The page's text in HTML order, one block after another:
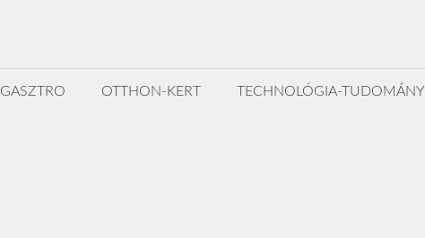
GASZTRO OTTHON-KERT TECHNOLÓGIA-TUDOMÁNY